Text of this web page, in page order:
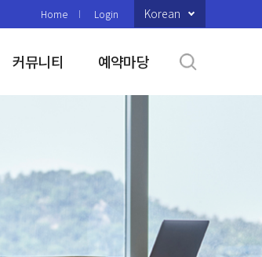
Home Login Korean
커뮤니티 예약마당